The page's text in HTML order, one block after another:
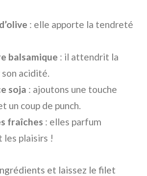
: elle apporte la tendreté
balsamique : il attendrit la
acidité.
soja : ajoutons une touche
un coup de punch.
fraîches : elles parfum
plaisirs !
et laissez le filet